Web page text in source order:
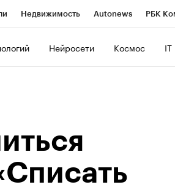
Недвижимость Autonews РБК
Нейросети Космос IT